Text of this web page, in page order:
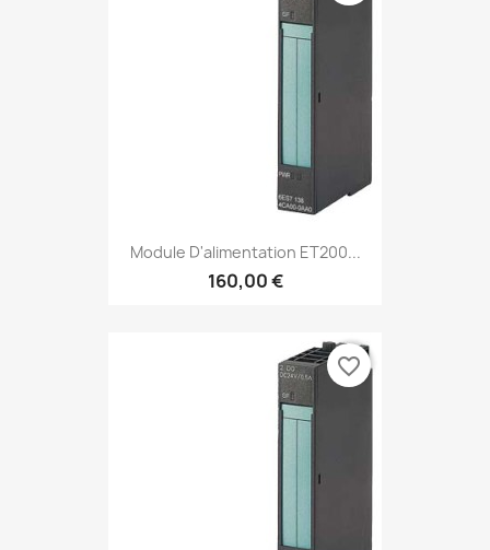
Module D'alimentation ET200...
160,00 €
favorite_border